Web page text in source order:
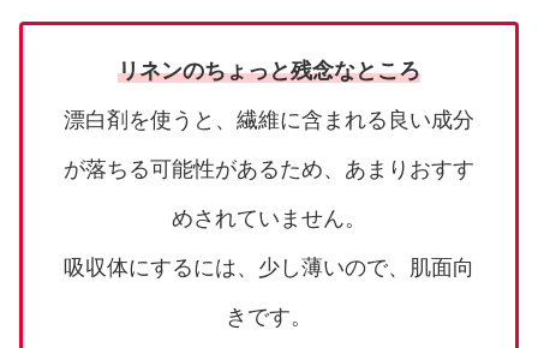
リネンのちょっと残念なところ
漂白剤を使うと、繊維に含まれる良い成分
が落ちる可能性があるため、あまりおすす
めされていません。
吸収体にするには、少し薄いので、肌面向
きです。